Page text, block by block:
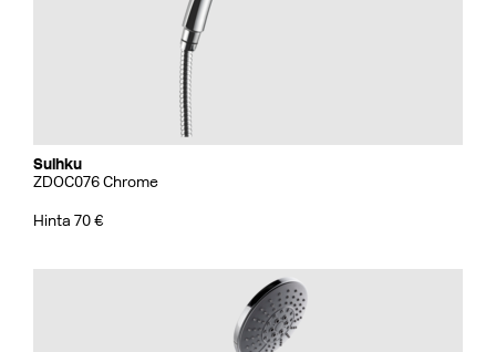
Suihku
ZDOC076 Chrome
Hinta 70 €